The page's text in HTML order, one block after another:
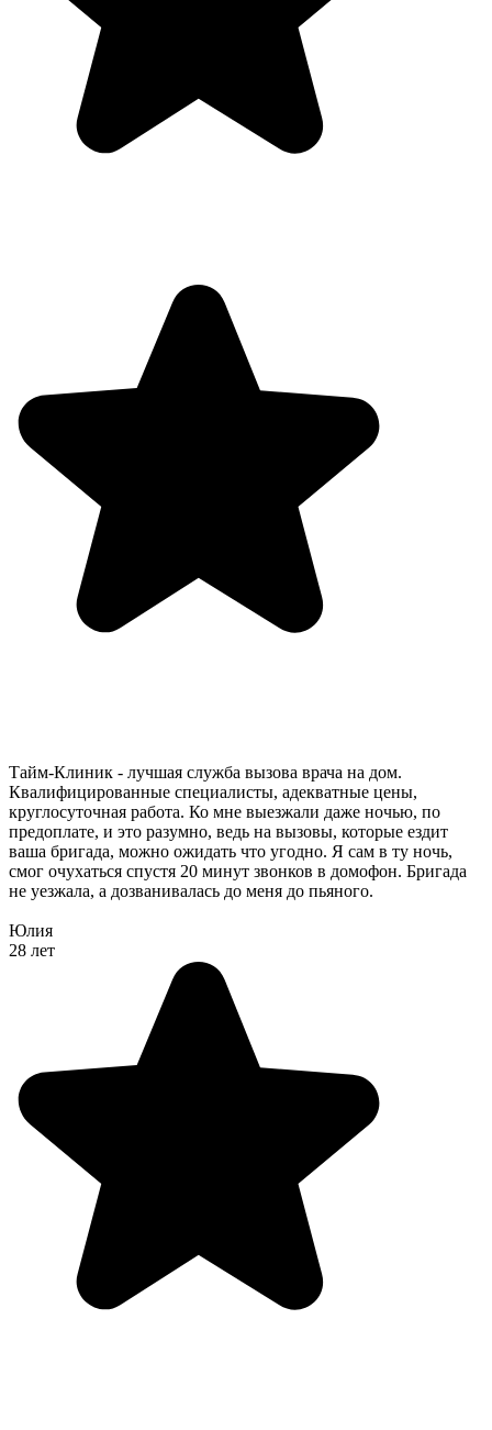
Тайм-Клиник - лучшая служба вызова врача на дом.
Квалифицированные специалисты, адекватные цены,
круглосуточная работа. Ко мне выезжали даже ночью, по
предоплате, и это разумно, ведь на вызовы, которые ездит
ваша бригада, можно ожидать что угодно. Я сам в ту ночь,
смог очухаться спустя 20 минут звонков в домофон. Бригада
не уезжала, а дозванивалась до меня до пьяного.
Юлия
28 лет